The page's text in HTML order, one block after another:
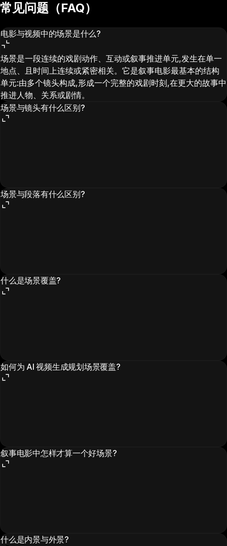
常见问题（FAQ）
电影与视频中的场景是什么?
场景是一段连续的戏剧动作、互动或叙事推进单元,发生在单一
地点、且时间上连续或紧密相关。它是叙事电影最基本的结构
单元:由多个镜头构成,形成一个完整的戏剧时刻,在更大的故事中
推进人物、关系或剧情。
场景与镜头有什么区别?
场景与段落有什么区别?
什么是场景覆盖?
如何为 AI 视频生成规划场景覆盖?
叙事电影中怎样才算一个好场景?
什么是内景与外景?